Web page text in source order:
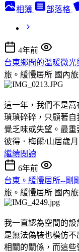
相簿 部落格
4年前
台東鄉間的溫暖微
旅。緩慢居所 國內
這一年，我們不是
瑣瑣碎碎，只顧著
覺乏味或失望。最重
彼得．梅爾/山居歲
繼續閱讀
6年前
台東。緩慢居所--剛
旅。緩慢居所 國內
我一直認為空間的
是無法偽裝也模仿
相關的關係，而這